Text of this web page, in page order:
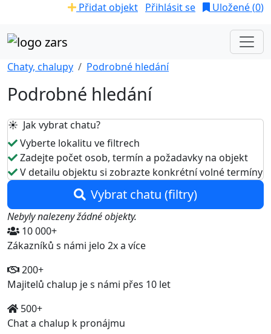
Přidat objekt Přihlásit se Uložené (0)
Chaty, chalupy Podrobné hledání
Podrobné hledání
☀️ Jak vybrat chatu?
Vyberte lokalitu ve filtrech
Zadejte počet osob, termín a požadavky na objekt
V detailu objektu si zobrazte konkrétní volné termíny
Vybrat chatu (filtry)
Nebyly nalezeny žádné objekty.
10 000+
Zákazníků s námi jelo 2x a více
200+
Majitelů chalup je s námi přes 10 let
500+
Chat a chalup k pronájmu